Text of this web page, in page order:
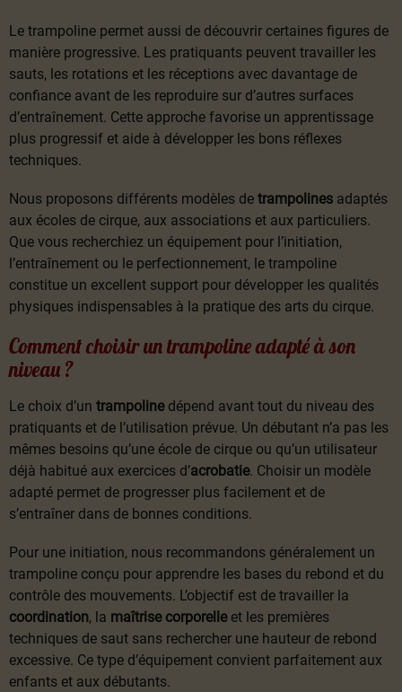
Le trampoline permet aussi de découvrir certaines figures de
manière progressive. Les pratiquants peuvent travailler les
sauts, les rotations et les réceptions avec davantage de
confiance avant de les reproduire sur d’autres surfaces
d’entraînement. Cette approche favorise un apprentissage
plus progressif et aide à développer les bons réflexes
techniques.
Nous proposons différents modèles de trampolines adaptés
aux écoles de cirque, aux associations et aux particuliers.
Que vous recherchiez un équipement pour l’initiation,
l’entraînement ou le perfectionnement, le trampoline
constitue un excellent support pour développer les qualités
physiques indispensables à la pratique des arts du cirque.
Comment choisir un trampoline adapté à son
niveau ?
Le choix d’un trampolinedépend avant tout du niveau des
pratiquants et de l’utilisation prévue. Un débutant n’a pas les
mêmes besoins qu’une école de cirque ou qu’un utilisateur
déjà habitué aux exercices d’acrobatie. Choisir un modèle
adapté permet de progresser plus facilement et de
s’entraîner dans de bonnes conditions.
Pour une initiation, nous recommandons généralement un
trampoline conçu pour apprendre les bases du rebond et du
contrôle des mouvements. L’objectif est de travailler la
coordination, la maîtrise corporelleet les premières
techniques de saut sans rechercher une hauteur de rebond
excessive. Ce type d’équipement convient parfaitement aux
enfants et aux débutants.